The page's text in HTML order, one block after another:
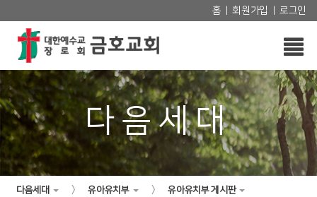
홈 회원가입 로그인
다음세대
다음세대 > 유아유치부 > 유아유치부 게시판